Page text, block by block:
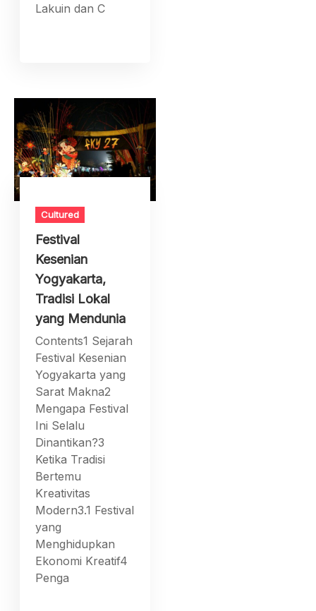
Lakuin dan C
Cultured
Festival
Kesenian
Yogyakarta,
Tradisi Lokal
yang Mendunia
Contents1 Sejarah
Festival Kesenian
Yogyakarta yang
Sarat Makna2
Mengapa Festival
Ini Selalu
Dinantikan?3
Ketika Tradisi
Bertemu
Kreativitas
Modern3.1 Festival
yang
Menghidupkan
Ekonomi Kreatif4
Penga